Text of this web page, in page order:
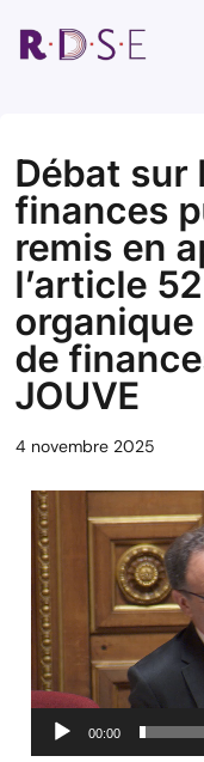
Débat sur
finances
remis en
l’article
de
JOUVE
4 novembre 2025
Lecteur
vidéo
00:00